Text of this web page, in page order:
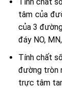
Tính chất
tâm của
của 3
đáy NO,
Tính chất
đường tròn
trực tâm